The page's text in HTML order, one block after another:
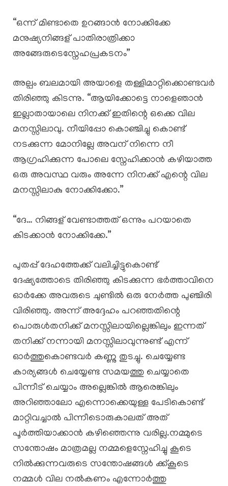
“ഒന്ന് മിണ്ടാതെ ഉറങ്ങാൻ നോക്കിക്കേ
മനുഷ്യനിങ്ങള് പാതിരാത്രിക്കാ
അങ്ങേരുടെസ്നേഹപ്രകടനം”
അല്പം ബലമായി അയാളെ തള്ളിമാറ്റിക്കൊണ്ടവർ
തിരിഞ്ഞു കിടന്നു. “ആയിക്കോട്ടെ നാളെഞാൻ
ഇല്ലാതായാലെ നിനക്ക് ഇതിന്റെ ഒക്കെ വില
മനസ്സിലാവു. നീയിപ്പോ കൊഞ്ചിച്ചു കൊണ്ട്
നടക്കുന്ന മോനില്ലേ അവന് നിന്നെ നീ
ആഗ്രഹിക്കുന്ന പോലെ സ്നേഹിക്കാൻ കഴിയാത്ത
ഒരു അവസ്ഥ വരും അന്നേ നിനക്ക് എന്റെ വില
മനസ്സിലാകു നോക്കിക്കോ.”
“ദേ… നിങ്ങള് വേണ്ടാത്തത് ഒന്നും പറയാതെ
കിടക്കാൻ നോക്കിക്കേ.”
പുതപ്പ് ദേഹത്തേക്ക് വലിച്ചിട്ടുകൊണ്ട്
ദേഷ്യത്തോടെ തിരിഞ്ഞു കിടക്കുന്ന ഭർത്താവിനെ
ഓർക്കേ അവരുടെ ചുണ്ടിൽ ഒരു നേർത്ത പുഞ്ചിരി
വിരിഞ്ഞു. അന്ന് അദ്ദേഹം പറഞ്ഞതിന്റെ
പൊരുൾതനിക്ക് മനസ്സിലായില്ലെങ്കിലും ഇന്നത്
തനിക്ക് നന്നായി മനസ്സിലാവുന്നുണ്ട് എന്ന്
ഓർത്തുകൊണ്ടവർ കണ്ണു തുടച്ചു. ചെയ്യേണ്ട
കാര്യങ്ങൾ ചെയ്യേണ്ട സമയത്തു ചെയ്യാതെ
പിന്നീട് ചെയ്യാം അല്ലെങ്കിൽ ആരെങ്കിലും
അറിഞ്ഞാലോ എന്നൊക്കെയുള്ള പേടികൊണ്ട്
മാറ്റിവച്ചാൽ പിന്നീടൊരുകാലത് അത്
പൂർത്തിയാക്കാൻ കഴിഞ്ഞെന്നു വരില്ല.നമ്മുടെ
സന്തോഷം മാത്രമല്ല നമ്മളെസ്നേഹിച്ചു കൂടെ
നിൽക്കുന്നവരുടെ സന്തോഷങ്ങൾ ക്ക്കൂടെ
നമ്മൾ വില നൽകണം എന്നോർത്തു